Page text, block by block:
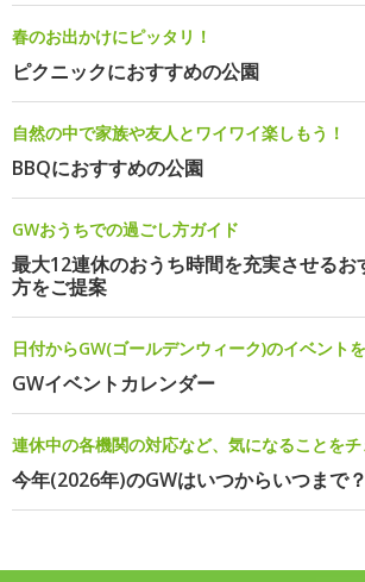
春のお出かけにピッタリ！
ピクニックにおすすめの公園
自然の中で家族や友人とワイワイ楽しもう！
BBQにおすすめの公園
GWおうちでの過ごし方ガイド
最大12連休のおうち時間を充実させるお
方をご提案
日付からGW(ゴールデンウィーク)のイベント
GWイベントカレンダー
連休中の各機関の対応など、気になることをチ
今年(2026年)のGWはいつからいつまで？